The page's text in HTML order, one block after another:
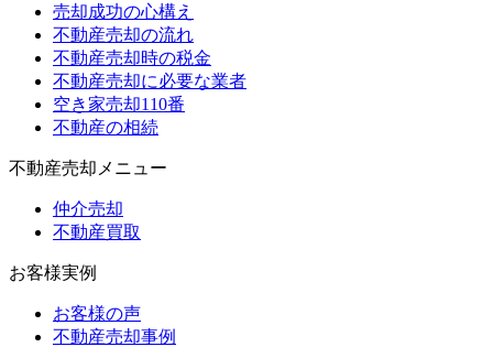
売却成功の心構え
不動産売却の流れ
不動産売却時の税金
不動産売却に必要な業者
空き家売却110番
不動産の相続
不動産売却メニュー
仲介売却
不動産買取
お客様実例
お客様の声
不動産売却事例